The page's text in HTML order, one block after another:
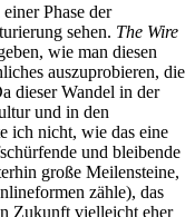
Phase der
sehen. The Wire
wie man diesen
auszuprobieren, die
dieser Wandel in der
und in den
ich nicht, wie das eine
und bleibende
große Meilensteine,
zähle), das
Zukunft vielleicht eher